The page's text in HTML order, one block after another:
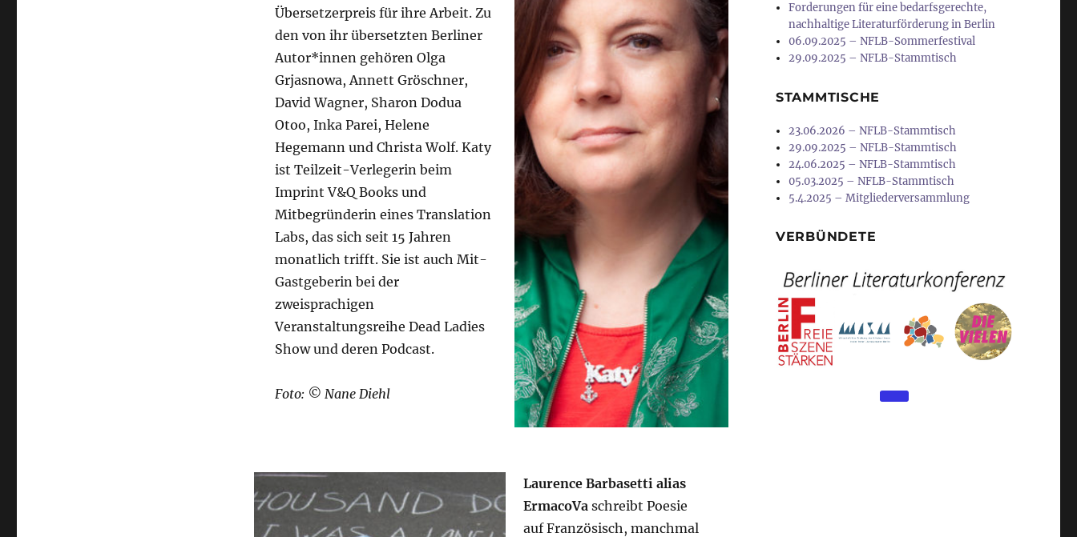
Übersetzerpreis für ihre Arbeit. Zu
den von ihr übersetzten Berliner
Autor*innen gehören Olga
Grjasnowa, Annett Gröschner,
David Wagner, Sharon Dodua
Otoo, Inka Parei, Helene
Hegemann und Christa Wolf. Katy
ist Teilzeit-Verlegerin beim
Imprint V&Q Books und
Mitbegründerin eines Translation
Labs, das sich seit 15 Jahren
monatlich trifft. Sie ist auch Mit-
Gastgeberin bei der
zweisprachigen
Veranstaltungsreihe Dead Ladies
Show und deren Podcast.
Foto: © Nane Diehl
Laurence Barbasetti alias
ErmacoVa schreibt Poesie
auf Französisch, manchmal
Forderungen für eine bedarfsgerechte,
nachhaltige Literaturförderung in Berlin
06.09.2025 – NFLB-Sommerfestival
29.09.2025 – NFLB-Stammtisch
STAMMTISCHE
23.06.2026 – NFLB-Stammtisch
29.09.2025 – NFLB-Stammtisch
24.06.2025 – NFLB-Stammtisch
05.03.2025 – NFLB-Stammtisch
5.4.2025 – Mitgliederversammlung
VERBÜNDETE